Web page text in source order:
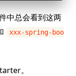
中总会看到这两
xxx-spring-boo
。